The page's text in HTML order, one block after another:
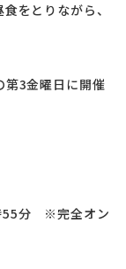
をとりながら、
3金曜日に開催
55分 ※完全オン